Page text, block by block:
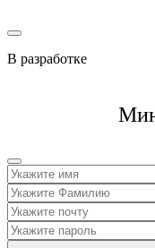
В разработке